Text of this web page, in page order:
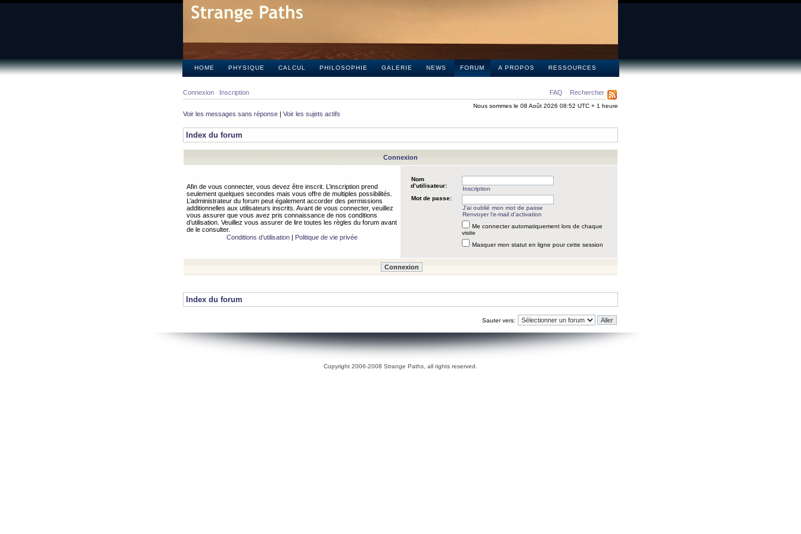
HOME PHYSIQUE CALCUL PHILOSOPHIE GALERIE NEWS FORUM A PROPOS RESSOURCES
FAQ Rechercher
Connexion Inscription
Nous sommes le 08 Août 2026 08:52 UTC + 1 heure
Voir les messages sans réponse | Voir les sujets actifs
Index du forum
Connexion
Afin de vous connecter, vous devez être inscrit. L’inscription prend
seulement quelques secondes mais vous offre de multiples possibilités.
L’administrateur du forum peut également accorder des permissions
additionnelles aux utilisateurs inscrits. Avant de vous connecter, veuillez
vous assurer que vous avez pris connaissance de nos conditions
d’utilisation. Veuillez vous assurer de lire toutes les règles du forum avant
de le consulter.
Conditions d’utilisation| Politique de vie privée
Nom
d’utilisateur:
Inscription
Mot de passe:
J’ai oublié mon mot de passe
Renvoyer l’e-mail d’activation
Me connecter automatiquement lors de chaque
visite
Masquer mon statut en ligne pour cette session
Index du forum
Sauter vers:
Copyright 2006-2008 Strange Paths, all rights reserved.